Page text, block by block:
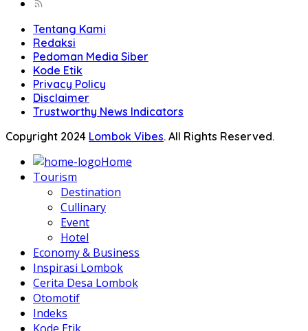
Tentang Kami
Redaksi
Pedoman Media Siber
Kode Etik
Privacy Policy
Disclaimer
Trustworthy News Indicators
Copyright 2024 Lombok Vibes. All Rights Reserved.
Home
Tourism
Destination
Cullinary
Event
Hotel
Economy & Business
Inspirasi Lombok
Cerita Desa Lombok
Otomotif
Indeks